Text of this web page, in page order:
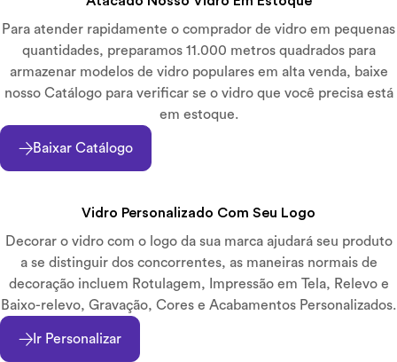
Para atender rapidamente o comprador de vidro em pequenas
quantidades, preparamos 11.000 metros quadrados para
armazenar modelos de vidro populares em alta venda, baixe
nosso Catálogo para verificar se o vidro que você precisa está
em estoque.
Baixar Catálogo
Vidro Personalizado Com Seu Logo
Decorar o vidro com o logo da sua marca ajudará seu produto
a se distinguir dos concorrentes, as maneiras normais de
decoração incluem Rotulagem, Impressão em Tela, Relevo e
Baixo-relevo, Gravação, Cores e Acabamentos Personalizados.
Ir Personalizar